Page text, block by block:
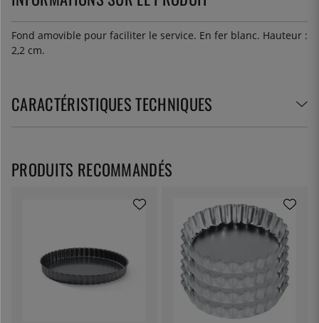
Fond amovible pour faciliter le service. En fer blanc. Hauteur :
2,2 cm.
CARACTÉRISTIQUES TECHNIQUES
PRODUITS RECOMMANDÉS